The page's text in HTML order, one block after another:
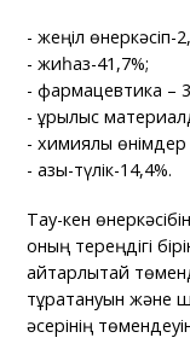
- жеңіл өнеркәсіп-
- жиһаз-41,7%;
- фармацевтика –
- құрылыс
- химиялық өнімдер
- азық-түлік-14,4%.
Тау-кен
оның тереңдігі
айтарлықтай
тұрақтануын және
әсерінің